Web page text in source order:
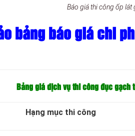
Báo giá thi công ốp lát
bảng báo giá chi
Bảng giá dịch vụ thi công đục gạch
Hạng mục thi công